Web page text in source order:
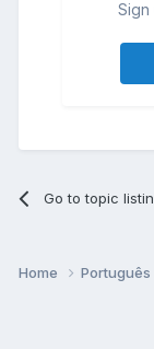
Go to topic
Home Português